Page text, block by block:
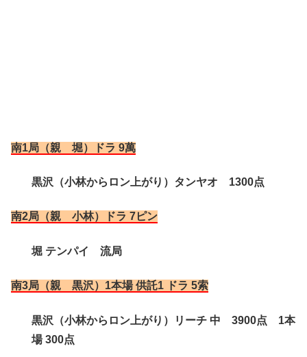
南1局（親 堀）ドラ 9萬
黒沢（小林からロン上がり）タンヤオ 1300点
南2局（親 小林）ドラ 7ピン
堀 テンパイ 流局
南3局（親 黒沢）1本場 供託1 ドラ 5索
黒沢（小林からロン上がり）リーチ 中 3900点 1本
場 300点